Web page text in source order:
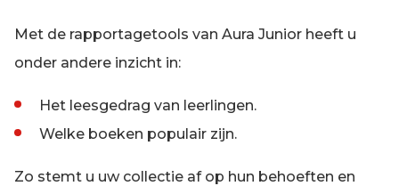
Met de rapportagetools van Aura Junior heeft u
onder andere inzicht in:
Het leesgedrag van leerlingen.
Welke boeken populair zijn.
Zo stemt u uw collectie af op hun behoeften en